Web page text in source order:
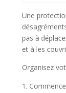
Une
pas à
et à les
Organisez